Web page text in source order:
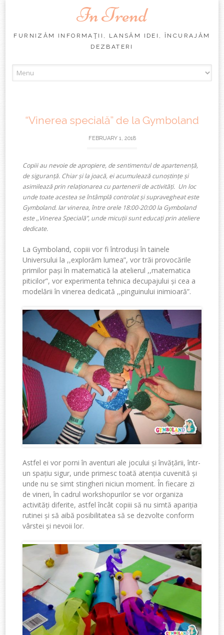
In Trend
FURNIZĂM INFORMAŢII, LANSĂM IDEI, ÎNCURAJĂM
DEZBATERI
to
“Vinerea specială” de la Gymboland
FEBRUARY 1, 2018
Copiii au nevoie de apropiere, de sentimentul de apartenență,
de siguranță. Chiar și la joacă, ei acumulează cunoștințe și
asimilează prin relaționarea cu partenerii de activități. Un loc
unde toate acestea se întâmplă controlat și supravegheat este
Gymboland. Iar vinerea, între orele 18:00-20:00 la Gymboland
este ,,Vinerea Specială”, unde micuții sunt educați prin ateliere
dedicate.
La Gymboland, copiii vor fi întroduși în tainele
Universului la ,,explorăm lumea”, vor trăi provocările
primilor pași în matematică la atelierul ,,matematica
piticilor”, vor experimenta tehnica decupajului și cea a
modelării în vinerea dedicată ,,pinguinului inimioară”.
Astfel ei vor porni în aventuri ale jocului și învățării, într-
un spațiu sigur, unde primesc toată atenția cuvenită și
unde nu se simt stingheri niciun moment. În fiecare zi
de vineri, în cadrul workshopurilor se vor organiza
activități diferite, astfel încât copiii să nu simtă apariția
rutinei și să aibă posibilitatea să se dezvolte conform
vârstei și nevoii lor.